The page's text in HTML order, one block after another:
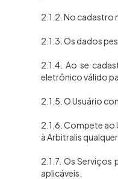
2.1.2. No cadastro
2.1.3. Os dados
2.1.4. Ao se
eletrônico válido
2.1.5. O Usuário
2.1.6. Compete ao
à Arbitralis
2.1.7. Os
aplicáveis.